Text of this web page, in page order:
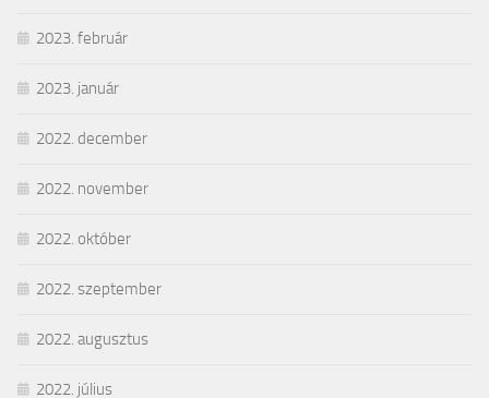
2023. február
2023. január
2022. december
2022. november
2022. október
2022. szeptember
2022. augusztus
2022. július